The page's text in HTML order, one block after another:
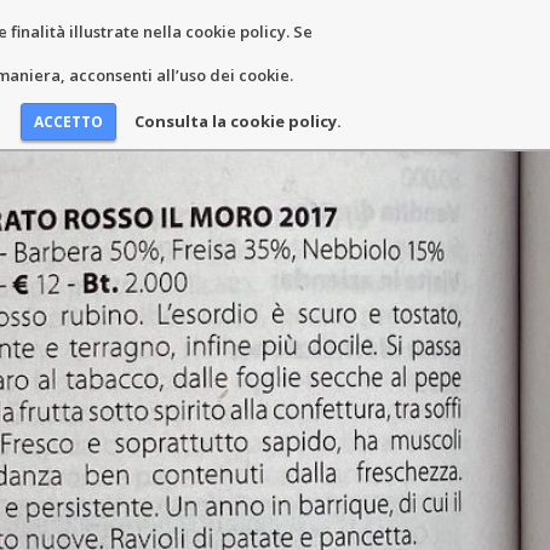
finalità illustrate nella cookie policy. Se
acconsenti all’uso dei cookie.
Consulta la cookie policy.